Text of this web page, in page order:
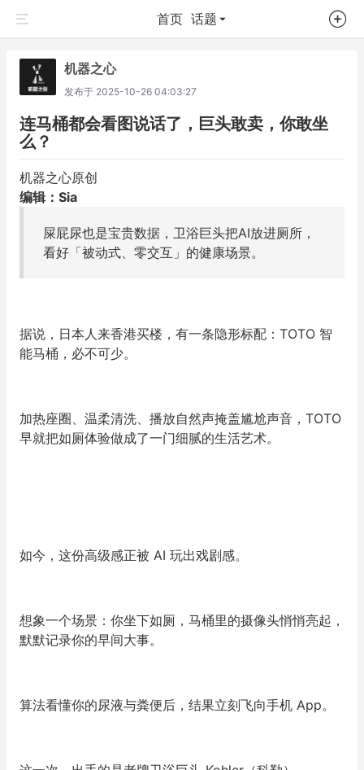
首页 话题
机器之心
发布于 2025-10-26 04:03:27
连马桶都会看图说话了，巨头敢卖，你敢坐
么？
机器之心原创
编辑：Sia
屎屁尿也是宝贵数据，卫浴巨头把AI放进厕所，
看好 「被动式、零交互 」 的健康场景。
据说，日本人来香港买楼，有一条隐形标配：TOTO 智
能马桶，必不可少。
加热座圈、温柔清洗、播放自然声掩盖尴尬声音，TOTO
早就把如厕体验做成了一门细腻的生活艺术。
如今，这份高级感正被 AI 玩出戏剧感。
想象一个场景：你坐下如厕，马桶里的摄像头悄悄亮起，
默默记录你的早间大事。
算法看懂你的尿液与粪便后，结果立刻飞向手机 App。